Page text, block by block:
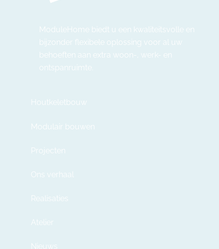
ModuleHome biedt u een kwaliteitsvolle en
bijzonder flexibele oplossing voor al uw
behoeften aan extra woon-, werk- en
ontspanruimte.
Houtkeletbouw
Modulair bouwen
Projecten
Ons verhaal
Realisaties
Atelier
Nieuws